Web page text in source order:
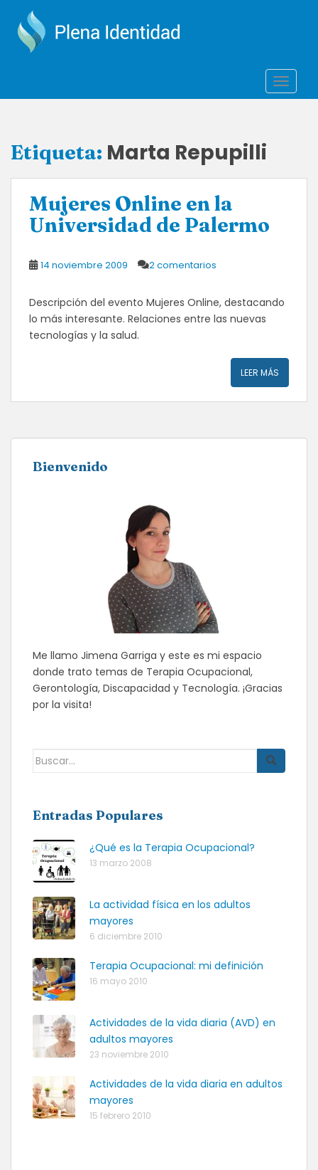
Etiqueta: Marta Repupilli
Mujeres Online en la
Universidad de Palermo
14 noviembre 2009 2 comentarios
Descripción del evento Mujeres Online, destacando
lo más interesante. Relaciones entre las nuevas
tecnologías y la salud.
LEER MÁS
Bienvenido
Me llamo Jimena Garriga y este es mi espacio
donde trato temas de Terapia Ocupacional,
Gerontología, Discapacidad y Tecnología. ¡Gracias
por la visita!
Buscar:
Entradas Populares
¿Qué es la Terapia Ocupacional?
13 marzo 2008
La actividad física en los adultos
mayores
6 diciembre 2010
Terapia Ocupacional: mi definición
16 mayo 2010
Actividades de la vida diaria (AVD) en
adultos mayores
23 noviembre 2010
Actividades de la vida diaria en adultos
mayores
15 febrero 2010